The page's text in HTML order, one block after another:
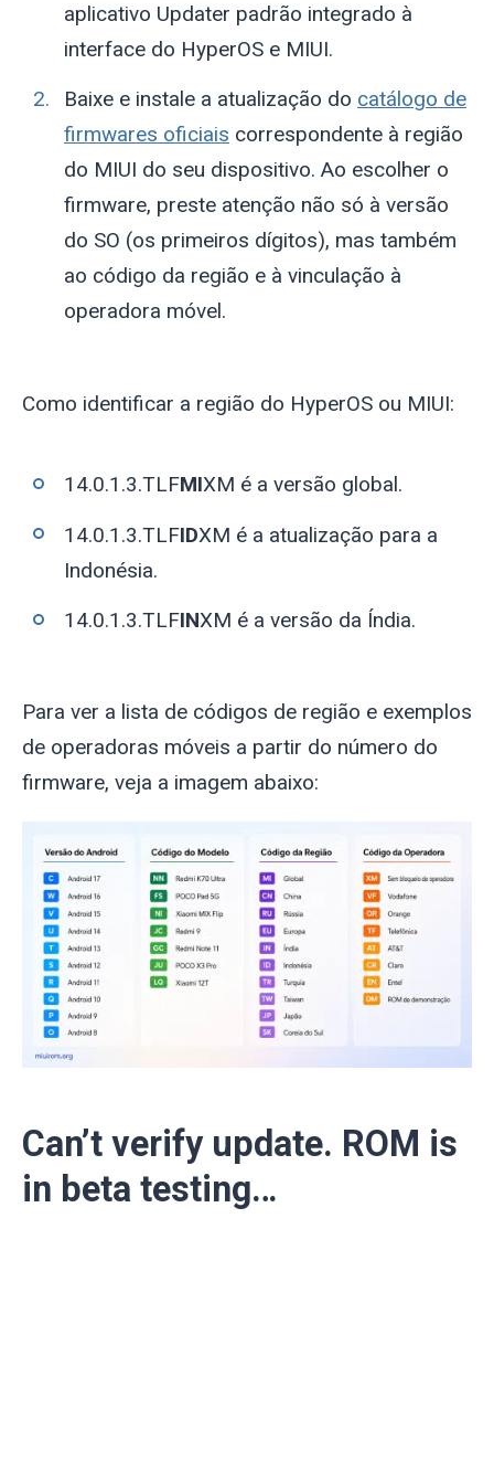
aplicativo Updater padrão integrado à
interface do HyperOS e MIUI.
Baixe e instale a atualização do catálogo de
firmwares oficiais correspondente à região
do MIUI do seu dispositivo. Ao escolher o
firmware, preste atenção não só à versão
do SO (os primeiros dígitos), mas também
ao código da região e à vinculação à
operadora móvel.
Como identificar a região do HyperOS ou MIUI:
14.0.1.3.TLFMIXM é a versão global.
14.0.1.3.TLFIDXM é a atualização para a
Indonésia.
14.0.1.3.TLFINXM é a versão da Índia.
Para ver a lista de códigos de região e exemplos
de operadoras móveis a partir do número do
firmware, veja a imagem abaixo:
Can’t verify update. ROM is
in beta testing…